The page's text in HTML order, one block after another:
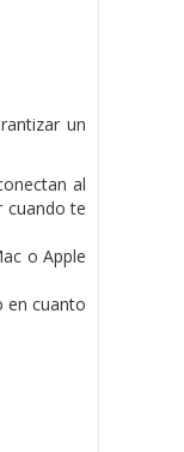
un
al
cuando te
o Apple
en cuanto